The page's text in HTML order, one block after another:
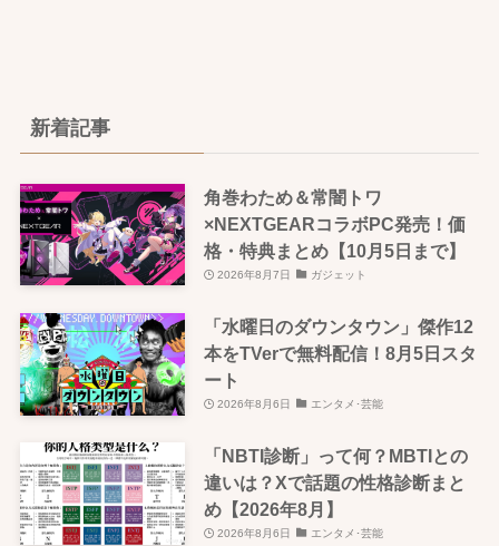
新着記事
角巻わため＆常闇トワ
×NEXTGEARコラボPC発売！価
格・特典まとめ【10月5日まで】
2026年8月7日 ガジェット
「水曜日のダウンタウン」傑作12
本をTVerで無料配信！8月5日スタ
ート
2026年8月6日 エンタメ･芸能
「NBTI診断」って何？MBTIとの
違いは？Xで話題の性格診断まと
め【2026年8月】
2026年8月6日 エンタメ･芸能